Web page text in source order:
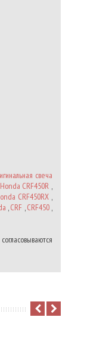
свеча
CRF450R ,
CRF450RX ,
,CRF ,CRF450 ,